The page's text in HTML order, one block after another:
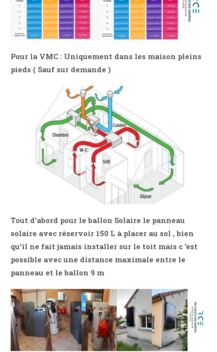
Pour la VMC : Uniquement dans les maison pleins
pieds ( Sauf sur demande )
Tout d’abord pour le ballon Solaire le panneau
solaire avec réservoir 150 L à placer au sol , bien
qu’il ne fait jamais installer sur le toit mais c ‘est
possible avec une distance maximale entre le
panneau et le ballon 9 m